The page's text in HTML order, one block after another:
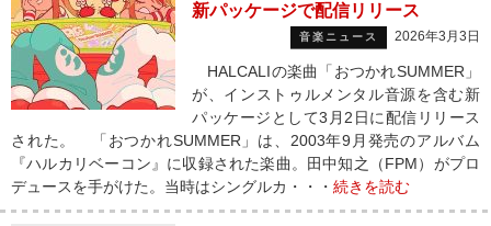
新パッケージで配信リリース
音楽ニュース 2026年3月3日
HALCALIの楽曲「おつかれSUMMER」
が、インストゥルメンタル音源を含む新
パッケージとして3月2日に配信リリース
された。 「おつかれSUMMER」は、2003年9月発売のアルバム
『ハルカリベーコン』に収録された楽曲。田中知之（FPM）がプロ
デュースを手がけた。当時はシングルカ・・・ 続きを読む